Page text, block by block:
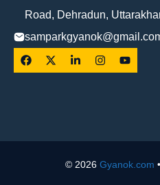
Road, Dehradun,
© 2026 Gyanok.com